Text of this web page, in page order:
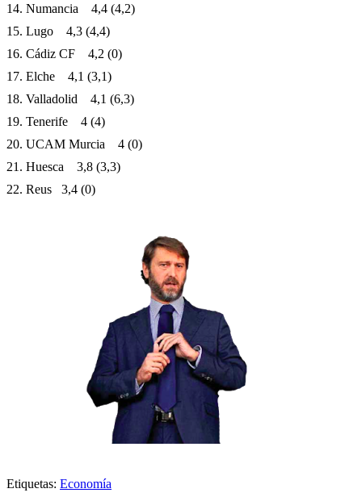
14. Numancia 4,4 (4,2)
15. Lugo 4,3 (4,4)
16. Cádiz CF 4,2 (0)
17. Elche 4,1 (3,1)
18. Valladolid 4,1 (6,3)
19. Tenerife 4 (4)
20. UCAM Murcia 4 (0)
21. Huesca 3,8 (3,3)
22. Reus 3,4 (0)
Etiquetas: Economía